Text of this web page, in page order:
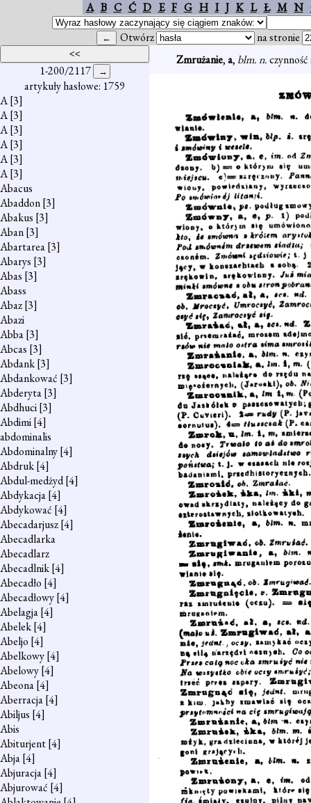
A B C Ć D E F G H I J K L Ł M N
Otwórz na stronie
1-200/2117
artykuły hasłowe: 1759
A[3]
A[3]
A[3]
A[3]
A[3]
A[3]
Abacus
Abaddon[3]
Abakus [3]
Aban[3]
Abartarea[3]
Abarys [3]
Abas [3]
Abass
Abaz[3]
Abazi
Abba[3]
Abcas [3]
Abdank[3]
Abdankować [3]
Abderyta[3]
Abdhuci[3]
Abdimi[4]
abdominalis
Abdominalny[4]
Abdruk[4]
Abdul-medżyd[4]
Abdykacja[4]
Abdykować [4]
Abecadarjusz[4]
Abecadlarka
Abecadlarz
Abecadlnik[4]
Abecadło [4]
Abecadłowy[4]
Abelagja[4]
Abelek[4]
Abeljo [4]
Abelkowy[4]
Abelowy[4]
Abeona[4]
Aberracja[4]
Abiljus [4]
Abis
Abiturjent[4]
Abja[4]
Abjuracja[4]
Abjurować [4]
Zmrużanie,a, blm. n.czynność